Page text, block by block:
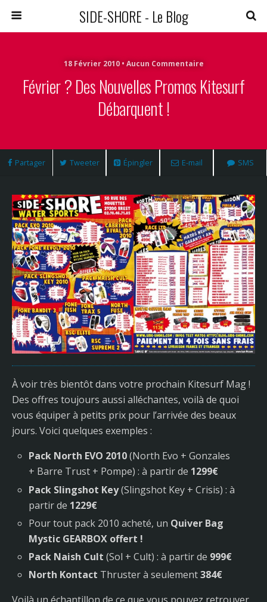
SIDE-SHORE - Le Blog
18 Février 2010 • Aucun Commentaire
Février ? Des Nouvelles Promos Kitesurf
Débarquent !
Partager Tweeter Épingler E-mail SMS
À voir très bientôt dans votre prochain Kitesurf Mag !
Des offres toujours aussi alléchantes, voilà de quoi
vous équiper à petits prix pour l’arrivée des beaux
jours. Voici quelques exemples :
Pack North EVO 2010(North Evo + Gonzales
+ Barre Trust + Pompe) : à partir de 1299€
Pack Slingshot Key(Slingshot Key + Crisis) : à
partir de 1229€
Pour tout pack 2010 acheté, un Quiver Bag
Mystic GEARBOX offert !
Pack Naish Cult (Sol + Cult) : à partir de 999€
North Kontact Thruster à seulement384€